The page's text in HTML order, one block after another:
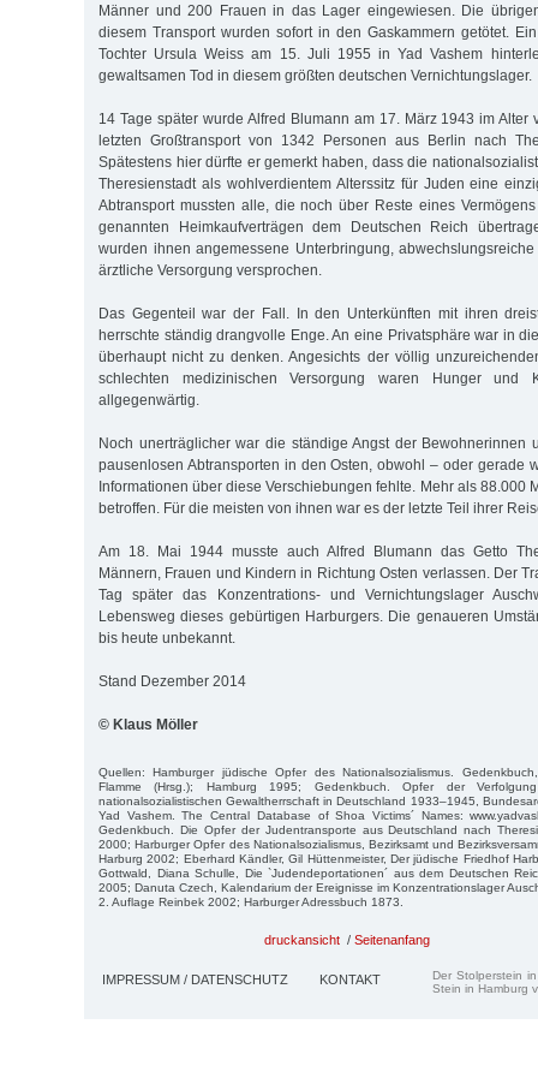
Männer und 200 Frauen in das Lager eingewiesen. Die
diesem Transport wurden sofort in den Gaskammern getötet.
Tochter Ursula Weiss am 15. Juli 1955 in Yad Vashem
gewaltsamen Tod in diesem größten deutschen Vernichtungslager.
14 Tage später wurde Alfred Blumann am 17. März 1943 im Alter
letzten Großtransport von 1342 Personen aus Berlin nach
Spätestens hier dürfte er gemerkt haben, dass die
Theresienstadt als wohlverdientem Alterssitz für Juden eine
Abtransport mussten alle, die noch über Reste eines
genannten Heimkaufverträgen dem Deutschen Reich
wurden ihnen angemessene Unterbringung,
ärztliche Versorgung versprochen.
Das Gegenteil war der Fall. In den Unterkünften mit ihren
herrschte ständig drangvolle Enge. An eine Privatsphäre war in
überhaupt nicht zu denken. Angesichts der völlig
schlechten medizinischen Versorgung waren Hunger und
allgegenwärtig.
Noch unerträglicher war die ständige Angst der Bewohnerinnen
pausenlosen Abtransporten in den Osten, obwohl – oder gerade
Informationen über diese Verschiebungen fehlte. Mehr als 88.000
betroffen. Für die meisten von ihnen war es der letzte Teil ihrer
Am 18. Mai 1944 musste auch Alfred Blumann das Getto
Männern, Frauen und Kindern in Richtung Osten verlassen. Der
Tag später das Konzentrations- und Vernichtungslager
Lebensweg dieses gebürtigen Harburgers. Die genaueren
bis heute unbekannt.
Stand Dezember 2014
© Klaus Möller
Quellen: Hamburger jüdische Opfer des Nationalsozialismus.
Flamme (Hrsg.); Hamburg 1995; Gedenkbuch. Opfer der
nationalsozialistischen Gewaltherrschaft in Deutschland 1933–1945,
Yad Vashem. The Central Database of Shoa Victims´ Names:
Gedenkbuch. Die Opfer der Judentransporte aus Deutschland nach
2000; Harburger Opfer des Nationalsozialismus, Bezirksamt und
Harburg 2002; Eberhard Kändler, Gil Hüttenmeister, Der jüdische Friedhof
Gottwald, Diana Schulle, Die `Judendeportationen´ aus dem Deutschen
2005; Danuta Czech, Kalendarium der Ereignisse im Konzentrationslager
2. Auflage Reinbek 2002; Harburger Adressbuch 1873.
druckansicht / Seitenanfang
IMPRESSUM / DATENSCHUTZ KONTAKT
Der Stolperstein
Stein in Hamburg